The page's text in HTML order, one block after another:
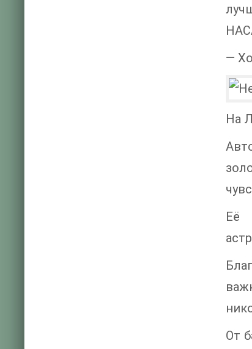
—
На
Её
От